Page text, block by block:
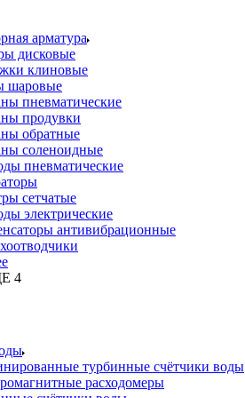
арматура
дисковые
клиновые
шаровые
пневматические
продувки
обратные
соленоидные
пневматические
сетчатые
электрические
антивибрационные
4
турбинные счётчики воды
расходомеры